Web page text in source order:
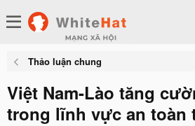
Thảo luận chung
Việt Nam-Lào tăng
trong lĩnh vực an toàn